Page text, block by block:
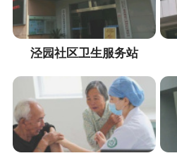
泾园社区卫生服务站